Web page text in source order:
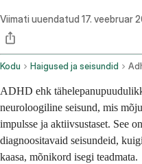
Viimati uuendatud 17. veebruar
Kodu Haigused ja seisundid
ADHD ehk
neuroloogiline seisund, mis
impulsse ja aktiivsustaset. See
diagnoositavaid seisundeid,
kaasa, mõnikord isegi teadmata.